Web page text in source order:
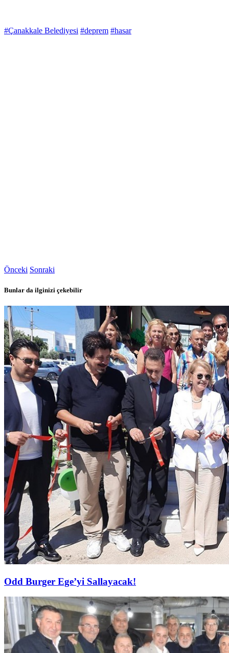
#Çanakkale Belediyesi #deprem #hasar
Önceki Sonraki
Bunlar da ilginizi çekebilir
Odd Burger Ege’yi Sallayacak!